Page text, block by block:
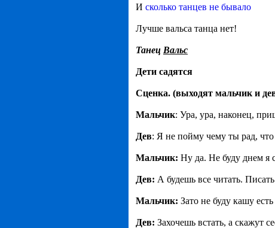
И сколько танцев не бывало
Лучше вальса танца нет!
Танец Вальс
Дети садятся
Сценка. (выходят мальчик и
Мальчик: Ура, ура, наконец,
Дев: Я не пойму чему ты рад,
Мальчик: Ну да. Не буду днем я
Дев: А будешь все читать. Писать
Мальчик: Зато не буду кашу есть
Дев: Захочешь встать, а скажут